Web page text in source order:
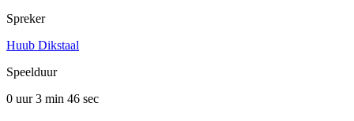
Spreker
Huub Dikstaal
Speelduur
0 uur 3 min 46 sec